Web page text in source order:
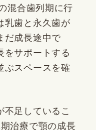
混合歯列期に行
乳歯と永久歯が
だ成長途中で
をサポートする
ぶスペースを確
不足しているこ
治療で顎の成長